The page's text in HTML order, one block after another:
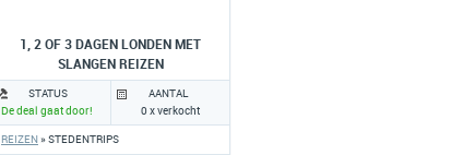
1, 2 OF 3 DAGEN LONDEN MET
SLANGEN REIZEN
REIZEN» STEDENTRIPS
STATUS
De deal gaat door!
AANTAL
0 x verkocht